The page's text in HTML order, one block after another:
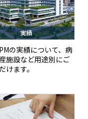
実績
の実績について、病
施設など用途別にご
けます。